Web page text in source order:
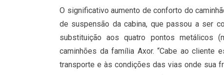
O significativo aumento de conforto do
de suspensão da cabina, que passou a ser
substituição aos quatro pontos metálicos
caminhões da família Axor. “Cabe ao cliente
transporte e às condições das vias onde sua